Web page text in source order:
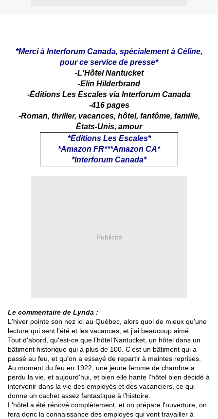
*Merci à Interforum Canada, spécialement à Céline,
pour ce service de presse*
-L'Hôtel Nantucket
-Elin Hilderbrand
-Éditions Les Escales via Interforum Canada
-416 pages
-Roman, thriller, vacances, hôtel, fantôme, famille,
États-Unis, amour
*Éditions Les Escales*
*Amazon FR***Amazon CA*
*Interforum Canada*
Publicité
Le commentaire de Lynda :
L'hiver pointe son nez ici au Québec, alors quoi de mieux qu'une
lecture qui sent l'été et les vacances, et j'ai beaucoup aimé.
Tout d'abord, qu'est-ce que l'hôtel Nantucket, un hôtel dans un
bâtiment historique qui a plus de 100. C'est un bâtiment qui a
passé au feu, et qu'on a essayé de repartir à maintes reprises.
Au moment du feu en 1922, une jeune femme de chambre a
perdu la vie, et aujourd'hui, et bien elle hante l'hôtel bien décidé à
intervenir dans la vie des employés et des vacanciers, ce qui
donne un cachet assez fantastique à l'histoire.
L'hôtel a été rénové complètement, et on prépare l'ouverture, on
fera donc la connaissance des employés qui vont travailler à